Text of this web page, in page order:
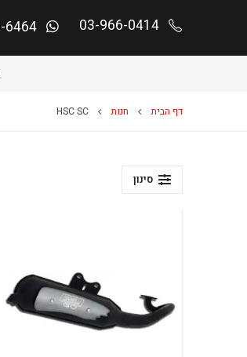
03-966-0414
6464
דף הבית חנות HSC SC
סינון